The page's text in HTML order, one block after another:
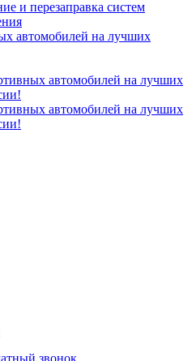
и перезаправка систем
автомобилей на лучших
автомобилей на лучших
автомобилей на лучших
звонок